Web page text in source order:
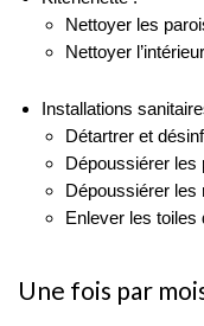
Nettoyer les
Nettoyer
Installations
Détartrer et
Dépoussiérer les
Dépoussiérer les
Enlever les toiles
Une fois par